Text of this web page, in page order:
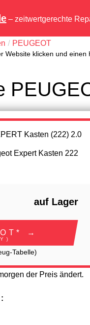
– zeitwertgerechte
PEUGEOT
Website klicken und
Expert Kasten 222
auf Lager
→
Tabelle)
der Preis ändert.